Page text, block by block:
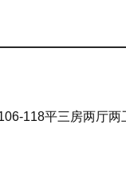
118平三房两厅